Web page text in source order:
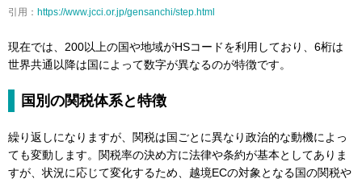
引用： https://www.jcci.or.jp/gensanchi/step.html
現在では、200以上の国や地域がHSコードを利用しており、6桁は
世界共通以降は国によって数字が異なるのが特徴です。
国別の関税体系と特徴
繰り返しになりますが、関税は国ごとに異なり政治的な動機によっ
ても変動します。関税率の決め方に法律や条約が基本としてありま
すが、状況に応じて変化するため、越境ECの対象となる国の関税や